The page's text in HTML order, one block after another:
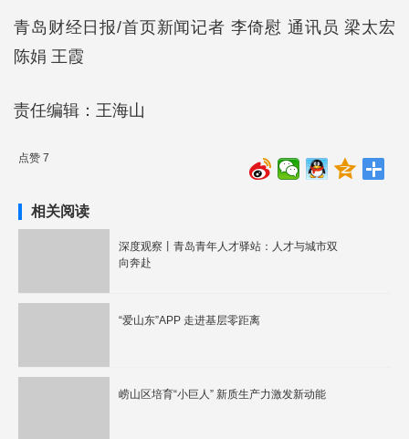
青岛财经日报/首页新闻记者 李倚慰 通讯员 梁太宏
陈娟 王霞
责任编辑：王海山
点赞 7
相关阅读
深度观察丨青岛青年人才驿站：人才与城市双
向奔赴
“爱山东”APP 走进基层零距离
崂山区培育“小巨人” 新质生产力激发新动能